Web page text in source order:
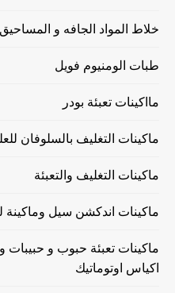
خلاط المواد الجافه و المساحيق
طبات الومنيوم فويل
مااكينات تعبئة بودر
ماكينات التغليف بالسلوفان للعلب
ماكينات التغليف والتعبئة
ماكينات اندكشن سيل وماكينة
ماكينات تعبئة حبوب و
اكياس اوتوماتيك